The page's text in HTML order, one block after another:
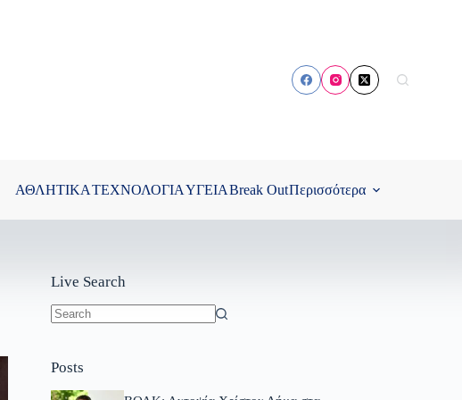
ΑΘΛΗΤΙΚΑΤΕΧΝΟΛΟΓΙΑΥΓΕΙΑBreak OutΠερισσότερα
Live Search
Posts